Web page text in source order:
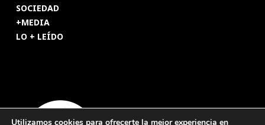
SOCIEDAD
+MEDIA
LO + LEÍDO
Utilizamos cookies para ofrecerte la mejor experiencia en